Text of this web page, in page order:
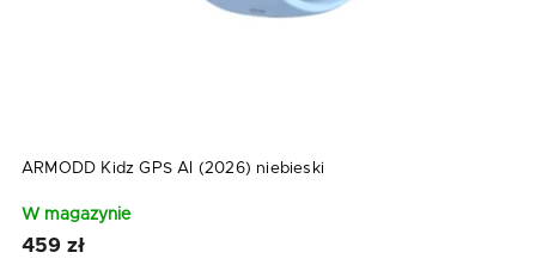
ARMODD Kidz GPS AI (2026) niebieski
W magazynie
459 zł